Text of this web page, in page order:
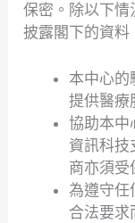
保密。除以下情
披露閣下的資料
本中心的
提供醫療
協助本中
資訊科技
商亦須受
為遵守任
合法要求